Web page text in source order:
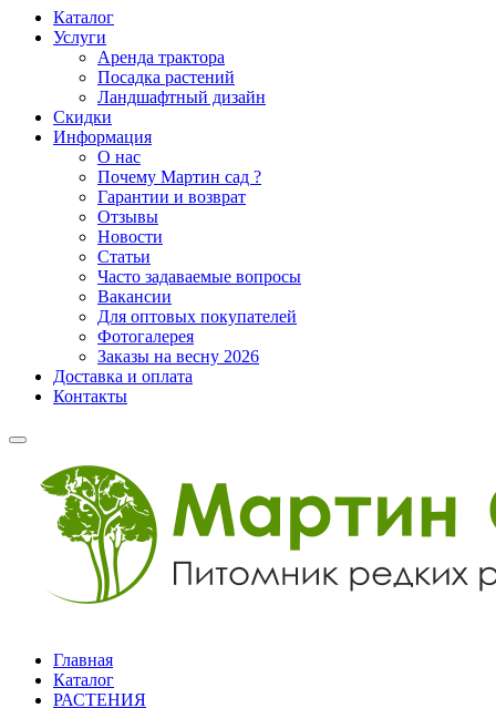
Каталог
Услуги
Аренда трактора
Посадка растений
Ландшафтный дизайн
Скидки
Информация
О нас
Почему Мартин сад ?
Гарантии и возврат
Отзывы
Новости
Статьи
Часто задаваемые вопросы
Вакансии
Для оптовых покупателей
Фотогалерея
Заказы на весну 2026
Доставка и оплата
Контакты
Главная
Каталог
РАСТЕНИЯ